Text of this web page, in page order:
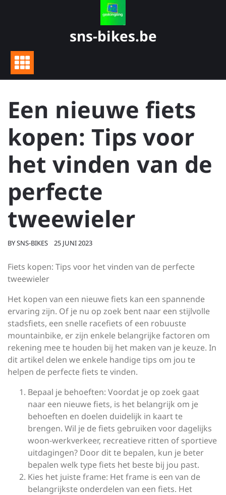
sns-bikes.be
Een nieuwe fiets
kopen: Tips voor
het vinden van de
perfecte
tweewieler
BYSNS-BIKES 25 JUNI 2023
Fiets kopen: Tips voor het vinden van de perfecte
tweewieler
Het kopen van een nieuwe fiets kan een spannende
ervaring zijn. Of je nu op zoek bent naar een stijlvolle
stadsfiets, een snelle racefiets of een robuuste
mountainbike, er zijn enkele belangrijke factoren om
rekening mee te houden bij het maken van je keuze. In
dit artikel delen we enkele handige tips om jou te
helpen de perfecte fiets te vinden.
Bepaal je behoeften: Voordat je op zoek gaat
naar een nieuwe fiets, is het belangrijk om je
behoeften en doelen duidelijk in kaart te
brengen. Wil je de fiets gebruiken voor dagelijks
woon-werkverkeer, recreatieve ritten of sportieve
uitdagingen? Door dit te bepalen, kun je beter
bepalen welk type fiets het beste bij jou past.
Kies het juiste frame: Het frame is een van de
belangrijkste onderdelen van een fiets. Het